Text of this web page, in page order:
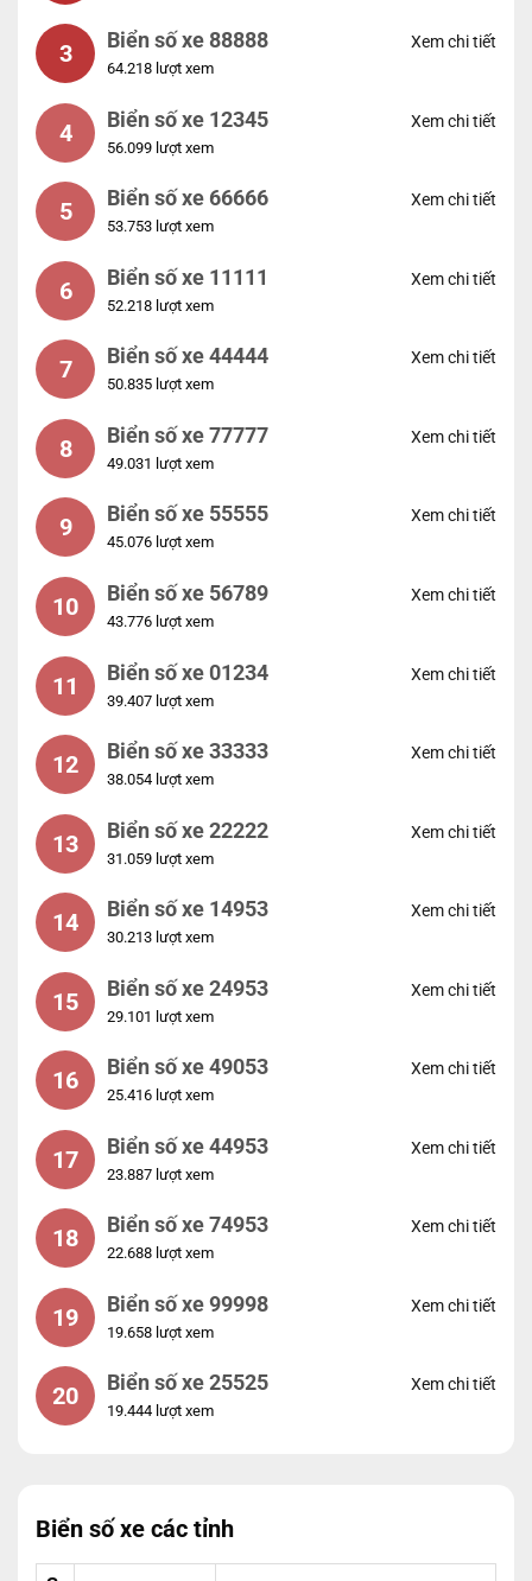
3 Biển số xe 88888
64.218 lượt xem
Xem chi tiết
4 Biển số xe 12345
56.099 lượt xem
Xem chi tiết
5 Biển số xe 66666
53.753 lượt xem
Xem chi tiết
6 Biển số xe 11111
52.218 lượt xem
Xem chi tiết
7 Biển số xe 44444
50.835 lượt xem
Xem chi tiết
8 Biển số xe 77777
49.031 lượt xem
Xem chi tiết
9 Biển số xe 55555
45.076 lượt xem
Xem chi tiết
10 Biển số xe 56789
43.776 lượt xem
Xem chi tiết
11 Biển số xe 01234
39.407 lượt xem
Xem chi tiết
12 Biển số xe 33333
38.054 lượt xem
Xem chi tiết
13 Biển số xe 22222
31.059 lượt xem
Xem chi tiết
14 Biển số xe 14953
30.213 lượt xem
Xem chi tiết
15 Biển số xe 24953
29.101 lượt xem
Xem chi tiết
16 Biển số xe 49053
25.416 lượt xem
Xem chi tiết
17 Biển số xe 44953
23.887 lượt xem
Xem chi tiết
18 Biển số xe 74953
22.688 lượt xem
Xem chi tiết
19 Biển số xe 99998
19.658 lượt xem
Xem chi tiết
20 Biển số xe 25525
19.444 lượt xem
Xem chi tiết
Biển số xe các tỉnh